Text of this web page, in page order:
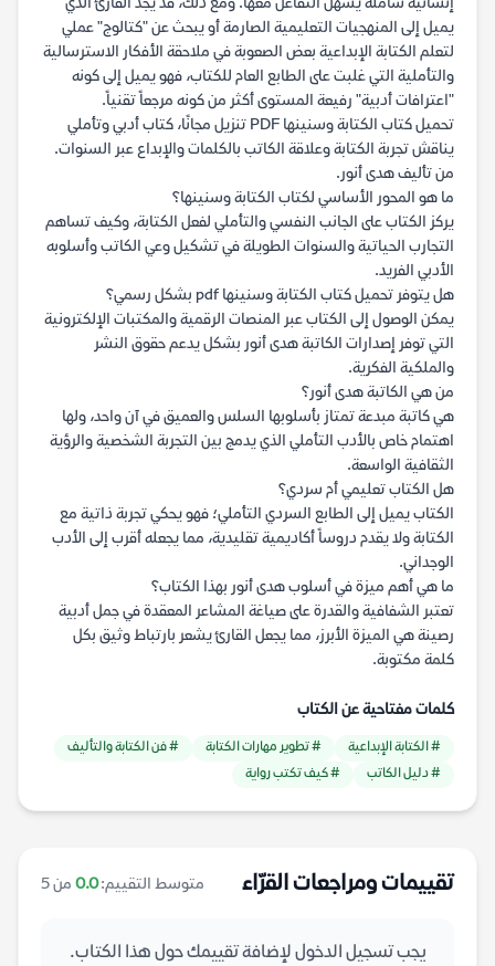
إنسانية شاملة يسهل التفاعل معها. ومع ذلك، قد يجد القارئ الذي
يميل إلى المنهجيات التعليمية الصارمة أو يبحث عن "كتالوج" عملي
لتعلم الكتابة الإبداعية بعض الصعوبة في ملاحقة الأفكار الاسترسالية
والتأملية التي غلبت على الطابع العام للكتاب، فهو يميل إلى كونه
"اعترافات أدبية" رفيعة المستوى أكثر من كونه مرجعاً تقنياً.
تحميل كتاب الكتابة وسنينها PDF تنزيل مجانًا، كتاب أدبي وتأملي
يناقش تجربة الكتابة وعلاقة الكاتب بالكلمات والإبداع عبر السنوات.
من تأليف هدى أنور.
ما هو المحور الأساسي لكتاب الكتابة وسنينها؟
يركز الكتاب على الجانب النفسي والتأملي لفعل الكتابة، وكيف تساهم
التجارب الحياتية والسنوات الطويلة في تشكيل وعي الكاتب وأسلوبه
الأدبي الفريد.
هل يتوفر تحميل كتاب الكتابة وسنينها pdf بشكل رسمي؟
يمكن الوصول إلى الكتاب عبر المنصات الرقمية والمكتبات الإلكترونية
التي توفر إصدارات الكاتبة هدى أنور بشكل يدعم حقوق النشر
والملكية الفكرية.
من هي الكاتبة هدى أنور؟
هي كاتبة مبدعة تمتاز بأسلوبها السلس والعميق في آن واحد، ولها
اهتمام خاص بالأدب التأملي الذي يدمج بين التجربة الشخصية والرؤية
الثقافية الواسعة.
هل الكتاب تعليمي أم سردي؟
الكتاب يميل إلى الطابع السردي التأملي؛ فهو يحكي تجربة ذاتية مع
الكتابة ولا يقدم دروساً أكاديمية تقليدية، مما يجعله أقرب إلى الأدب
الوجداني.
ما هي أهم ميزة في أسلوب هدى أنور بهذا الكتاب؟
تعتبر الشفافية والقدرة على صياغة المشاعر المعقدة في جمل أدبية
رصينة هي الميزة الأبرز، مما يجعل القارئ يشعر بارتباط وثيق بكل
كلمة مكتوبة.
كلمات مفتاحية عن الكتاب
# الكتابة الإبداعية # تطوير مهارات الكتابة
# فن الكتابة والتأليف
# دليل الكاتب
# كيف تكتب رواية
تقييمات ومراجعات القرّاء متوسط التقييم:0.0 من 5
يجب تسجيل الدخول لإضافة تقييمك حول هذا الكتاب.